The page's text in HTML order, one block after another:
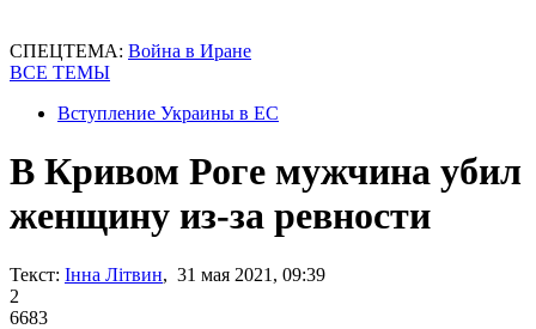
СПЕЦТЕМА: Война в Иране
ВСЕ ТЕМЫ
Вступление Украины в ЕС
В Кривом Роге мужчина убил
женщину из-за ревности
Текст: Інна Літвин, 31 мая 2021, 09:39
2
6683